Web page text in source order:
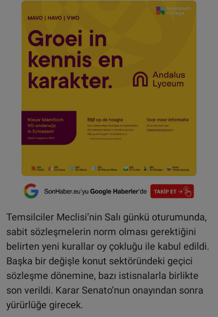
Temsilciler Meclisi’nin Salı günkü oturumunda,
sabit sözleşmelerin norm olması gerektiğini
belirten yeni kurallar oy çokluğu ile kabul edildi.
Başka bir değişle konut sektöründeki geçici
sözleşme dönemine, bazı istisnalarla birlikte
son verildi. Karar Senato’nun onayından sonra
yürürlüğe girecek.